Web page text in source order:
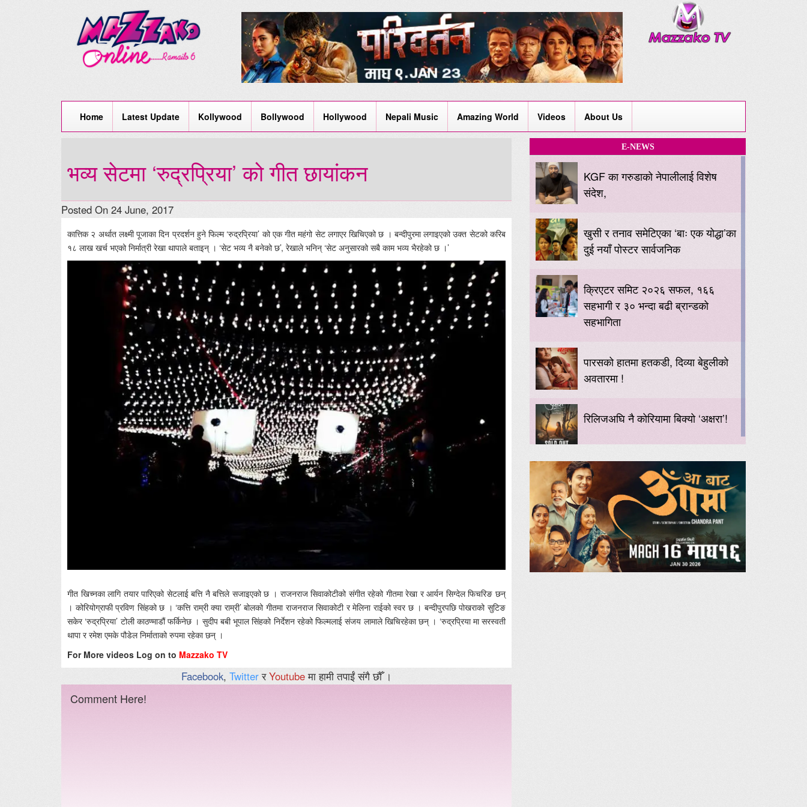
Home Latest Update Kollywood Bollywood Hollywood Nepali Music Amazing World Videos About Us
भव्य सेटमा ‘रुद्रप्रिया’ को गीत छायांकन
Posted On 24 June, 2017
कात्तिक २ अर्थात लक्ष्मी पूजाका दिन प्रदर्शन हुने फिल्म ‘रुद्रप्रिया’ को एक गीत महंगो सेट लगाएर खिचिएको छ । बन्दीपुरमा लगाइएको उक्त सेटको करिब
१८ लाख खर्च भएको निर्मात्री रेखा थापाले बताइन् । ‘सेट भव्य नै बनेको छ’, रेखाले भनिन् ‘सेट अनुसारको सबै काम भव्य भैरहेको छ ।’
गीत खिच्नका लागि तयार पारिएको सेटलाई बत्ति नै बत्तिले सजाइएको छ । राजनराज सिवाकोटीको संगीत रहेको गीतमा रेखा र आर्यन सिग्देल फिचरिङ छन्
। कोरियोग्राफी प्रविण सिंहको छ । ‘कत्ति राम्री क्या राम्री’ बोलको गीतमा राजनराज सिवाकोटी र मेलिना राईको स्वर छ । बन्दीपुरपछि पोखराको सुटिङ
सकेर ‘रुद्रप्रिया’ टोली काठण्माडौं फर्किनेछ । सुदीप बबी भूपाल सिंहको निर्देशन रहेको फिल्मलाई संजय लामाले खिचिरहेका छन् । ‘रुद्रप्रिया मा सरस्वती
थापा र रमेश एमके पौडेल निर्माताको रुपमा रहेका छन् ।
For More videos Log on to Mazzako TV
Facebook, TwitterरYoutubeमा हामी तपाईं संगै छौँ ।
Comment Here!
E-NEWS
KGF का गरुडाको नेपालीलाई विशेष
संदेश,
खुसी र तनाव समेटिएका ‘बाः एक योद्धा’का
दुई नयाँ पोस्टर सार्वजनिक
क्रिएटर समिट २०२६ सफल, १६६
सहभागी र ३० भन्दा बढी ब्रान्डको
सहभागिता
पारसको हातमा हतकडी, दिव्या बेहुलीको
अवतारमा !
रिलिजअघि नै कोरियामा बिक्यो ‘अक्षरा’!